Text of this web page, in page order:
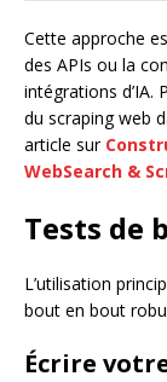
Cette approche
des APIs ou la
intégrations
du scraping web
article sur
WebSearch &
Tests de
L’utilisation
bout en bout
Écrire